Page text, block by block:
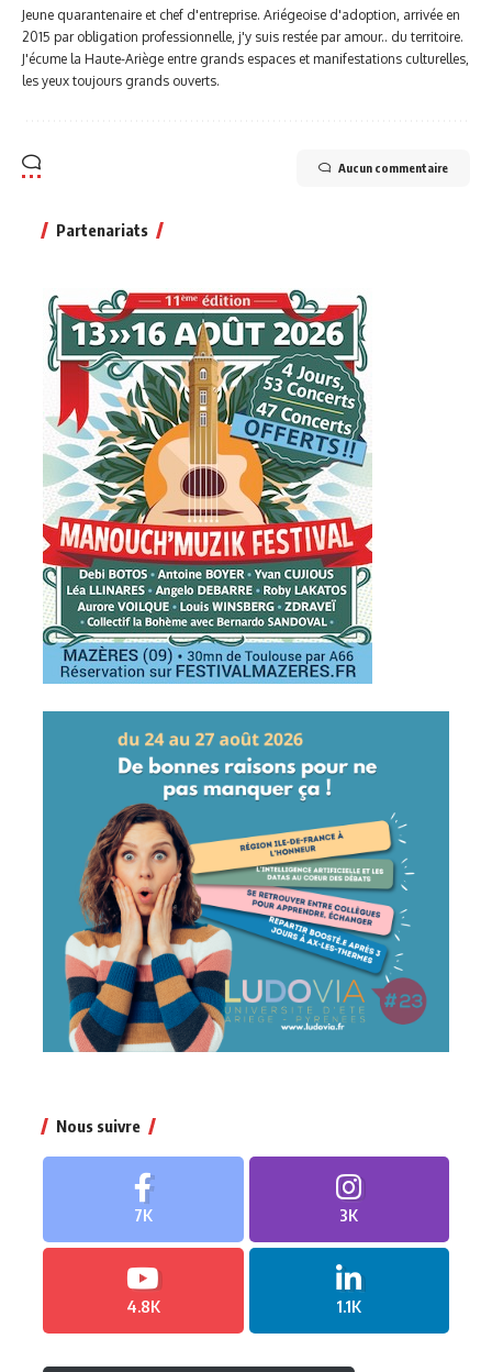
Jeune quarantenaire et chef d'entreprise. Ariégeoise d'adoption, arrivée en
2015 par obligation professionnelle, j'y suis restée par amour.. du territoire.
J'écume la Haute-Ariège entre grands espaces et manifestations culturelles,
les yeux toujours grands ouverts.
Aucun commentaire
Partenariats
Nous suivre
7K 3K
4.8K 1.1K